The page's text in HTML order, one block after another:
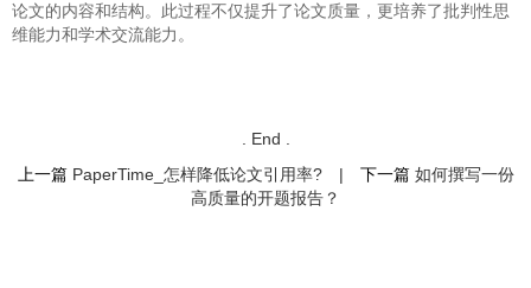
论文的内容和结构。此过程不仅提升了论文质量，更培养了批判性思
维能力和学术交流能力。
. End .
上一篇 PaperTime_怎样降低论文引用率? | 下一篇 如何撰写一份
高质量的开题报告？